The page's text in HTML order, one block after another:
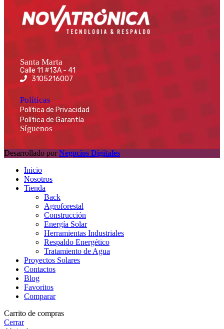
Santa Marta
Calle 11 #13A - 41
3105216007
Políticas
Política de Privacidad
Política de Garantía
Síguenos
Desarrollado por Negocios Digitales
Inicio
Nosotros
Tienda
Back
Agroforestal
Construcción
Energía Solar
Herramientas Industriales
Respaldo Energético
Tratamiento de Agua
Proyectos Solares
Contactos
Blog
Favoritos
Comparar
Carrito de compras
Cerrar